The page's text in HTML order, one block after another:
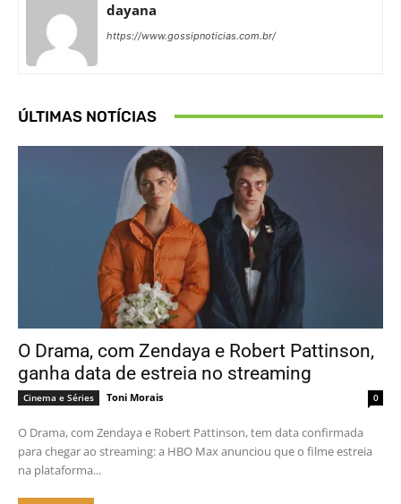
dayana
https://www.gossipnoticias.com.br/
ÚLTIMAS NOTÍCIAS
O Drama, com Zendaya e Robert Pattinson,
ganha data de estreia no streaming
Cinema e Séries Toni Morais 0
O Drama, com Zendaya e Robert Pattinson, tem data confirmada
para chegar ao streaming: a HBO Max anunciou que o filme estreia
na plataforma...